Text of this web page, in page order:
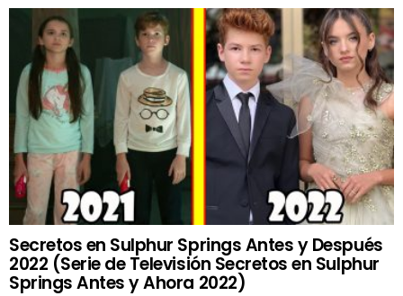
Secretos en Sulphur Springs Antes y Después
2022 (Serie de Televisión Secretos en Sulphur
Springs Antes y Ahora 2022)